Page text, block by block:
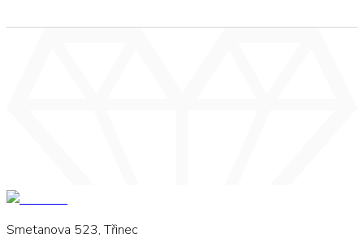
Smetanova 523, Třinec